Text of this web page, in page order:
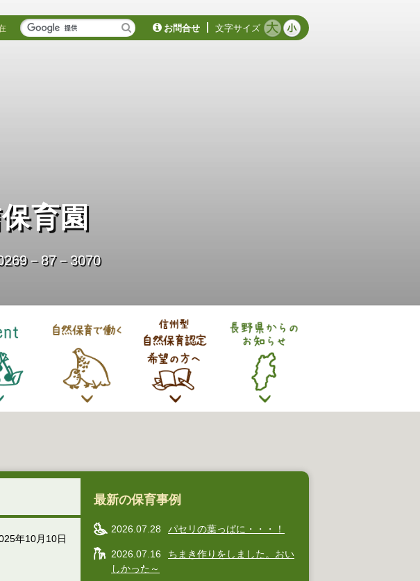
お問合せ 文字サイズ
育園
－87－3070
年10月10日
最新の保育事例
2026.07.28 パセリの葉っぱに・・・！
2026.07.16
ちまき作りをしました。おい
しかった～